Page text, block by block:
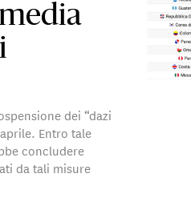
dei “dazi
Entro tale
concludere
da tali misure